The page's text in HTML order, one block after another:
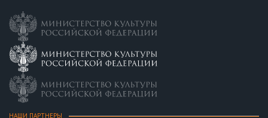
НАШИ ПАРТНЕРЫ